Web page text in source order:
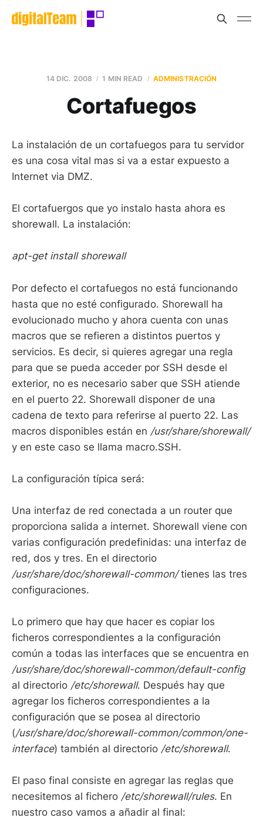
14 DIC. 2008 1 MIN READ ADMINISTRACIÓN
Cortafuegos
La instalación de un cortafuegos para tu servidor
es una cosa vital mas si va a estar expuesto a
Internet via DMZ.
El cortafuergos que yo instalo hasta ahora es
shorewall. La instalación:
apt-get install shorewall
Por defecto el cortafuegos no está funcionando
hasta que no esté configurado. Shorewall ha
evolucionado mucho y ahora cuenta con unas
macros que se refieren a distintos puertos y
servicios. Es decir, si quieres agregar una regla
para que se pueda acceder por SSH desde el
exterior, no es necesario saber que SSH atiende
en el puerto 22. Shorewall disponer de una
cadena de texto para referirse al puerto 22. Las
macros disponibles están en /usr/share/shorewall/
y en este caso se llama macro.SSH.
La configuración típica será:
Una interfaz de red conectada a un router que
proporciona salida a internet. Shorewall viene con
varias configuración predefinidas: una interfaz de
red, dos y tres. En el directorio
/usr/share/doc/shorewall-common/tienes las tres
configuraciones.
Lo primero que hay que hacer es copiar los
ficheros correspondientes a la configuración
común a todas las interfaces que se encuentra en
/usr/share/doc/shorewall-common/default-config
al directorio /etc/shorewall. Después hay que
agregar los ficheros correspondientes a la
configuración que se posea al directorio
(/usr/share/doc/shorewall-common/common/one-
interface) también al directorio /etc/shorewall.
El paso final consiste en agregar las reglas que
necesitemos al fichero /etc/shorewall/rules. En
nuestro caso vamos a añadir al final: